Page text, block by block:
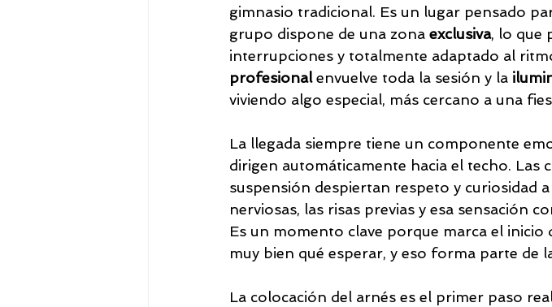
gimnasio tradicional. Es un lugar pensado
grupo dispone de una zona exclusiva, lo que
interrupciones y totalmente adaptado al
profesional envuelve toda la sesión y la
viviendo algo especial, más cercano a una
La llegada siempre tiene un componente
dirigen automáticamente hacia el techo. Las
suspensión despiertan respeto y curiosidad
nerviosas, las risas previas y esa sensación
Es un momento clave porque marca el inicio
muy bien qué esperar, y eso forma parte de
La colocación del arnés es el primer paso